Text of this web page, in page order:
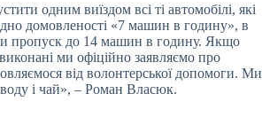
одним виїздом всі ті автомобілі, які
домовленості «7 машин в годину», в
пропуск до 14 машин в годину. Якщо
ми офіційно заявляємо про
від волонтерської допомоги. Ми
і чай», – Роман Власюк.